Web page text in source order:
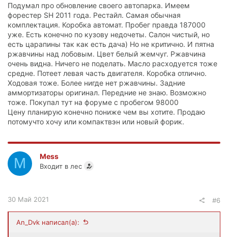
Подумал про обновление своего автопарка. Имеем
форестер SH 2011 года. Рестайл. Самая обычная
комплектация. Коробка автомат. Пробег правда 187000
уже. Есть конечно по кузову недочеты. Салон чистый, но
есть царапины так как есть дача) Но не критично. И пятна
ржавчины над лобовым. Цвет белый жемчуг. Ржавчина
очень видна. Ничего не поделать. Масло расходуется тоже
средне. Потеет левая часть двигателя. Коробка отлично.
Ходовая тоже. Более нигде нет ржавчины. Задние
аммортизаторы оригинал. Передние не знаю. Возможно
тоже. Покупал тут на форуме с пробегом 98000
Цену планирую конечно пониже чем вы хотите. Продаю
потомучто хочу или компактвэн или новый форик.
M Mess
Входит в лес
30 Май 2021 #6
An_Dvk написал(а):